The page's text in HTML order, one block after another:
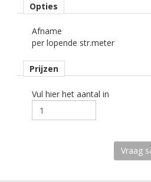
• Persdruk: 2,5 - 3,0 bar (medium
• Wasbaar op 60° Celsius.
• Soft textiel touch en 100%
Opties
Afname
per lopende str.meter
Prijzen
Vul hier het aantal in